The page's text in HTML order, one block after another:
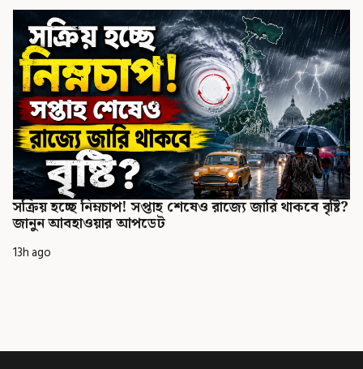
সক্রিয় হচ্ছে নিম্নচাপ! সপ্তাহ শেষেও রাজ্যে জারি থাকবে বৃষ্টি?
জানুন আবহাওয়ার আপডেট
13h ago